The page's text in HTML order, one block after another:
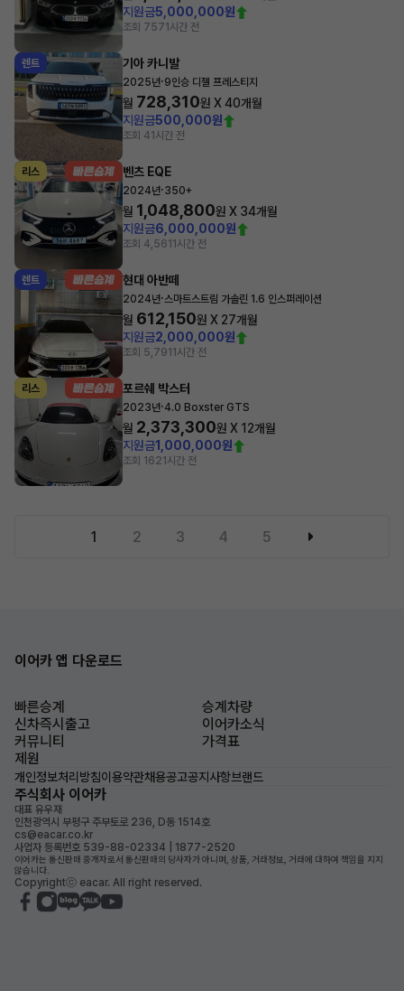
지원금5,000,000원
조회 7571시간 전
렌트 기아 카니발
2025년·9인승 디젤 프레스티지
월 728,310원 X40개월
지원금500,000원
조회 41시간 전
리스 벤츠 EQE
2024년·350+
월 1,048,800원 X 34개월
지원금6,000,000원
조회 4,561 1시간 전
렌트 현대 아반떼
2024년·스마트스트림 가솔린 1.6 인스퍼레이션
월 612,150원 X 27개월
지원금2,000,000원
조회 5,791 1시간 전
리스 포르쉐 박스터
2023년·4.0 Boxster GTS
월 2,373,300원 X 12개월
지원금1,000,000원
조회 1621시간 전
1 2 3 4 5
이어카 앱 다운로드
빠른승계
승계차량
신차즉시출고
이어카소식
커뮤니티
가격표
제원
개인정보처리방침이용약관채용공고공지사항브랜드
주식회사 이어카
대표 유우재
인천광역시 부평구 주부토로 236, D동 1514호
cs@eacar.co.kr
사업자 등록번호 539-88-02334 | 1877-2520
이어카는 통신판매 중개자로서 통신판매의 당사자가 아니며, 상품, 거래정보, 거래에 대하여 책임을 지지
않습니다.
Copyrightⓒ eacar. All right reserved.